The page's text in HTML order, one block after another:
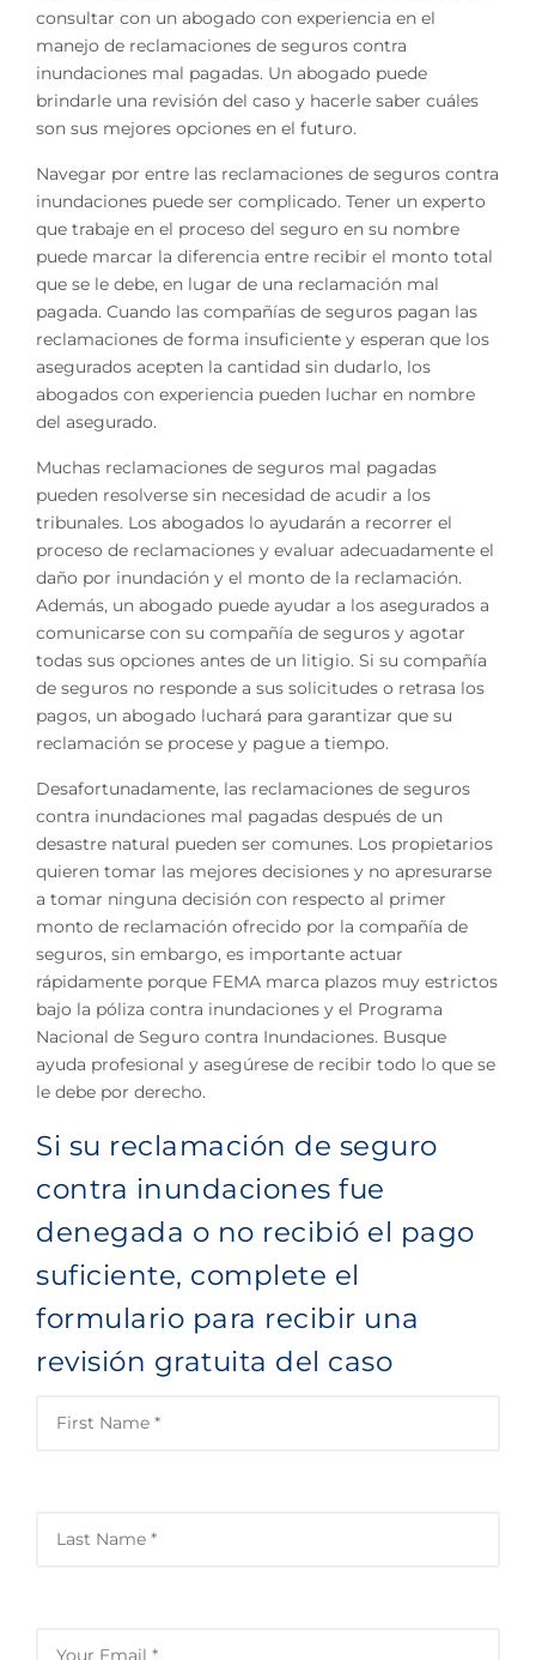
consultar con un abogado con experiencia en el
manejo de reclamaciones de seguros contra
inundaciones mal pagadas. Un abogado puede
brindarle una revisión del caso y hacerle saber cuáles
son sus mejores opciones en el futuro.
Navegar por entre las reclamaciones de seguros contra
inundaciones puede ser complicado. Tener un experto
que trabaje en el proceso del seguro en su nombre
puede marcar la diferencia entre recibir el monto total
que se le debe, en lugar de una reclamación mal
pagada. Cuando las compañías de seguros pagan las
reclamaciones de forma insuficiente y esperan que los
asegurados acepten la cantidad sin dudarlo, los
abogados con experiencia pueden luchar en nombre
del asegurado.
Muchas reclamaciones de seguros mal pagadas
pueden resolverse sin necesidad de acudir a los
tribunales. Los abogados lo ayudarán a recorrer el
proceso de reclamaciones y evaluar adecuadamente el
daño por inundación y el monto de la reclamación.
Además, un abogado puede ayudar a los asegurados a
comunicarse con su compañía de seguros y agotar
todas sus opciones antes de un litigio. Si su compañía
de seguros no responde a sus solicitudes o retrasa los
pagos, un abogado luchará para garantizar que su
reclamación se procese y pague a tiempo.
Desafortunadamente, las reclamaciones de seguros
contra inundaciones mal pagadas después de un
desastre natural pueden ser comunes. Los propietarios
quieren tomar las mejores decisiones y no apresurarse
a tomar ninguna decisión con respecto al primer
monto de reclamación ofrecido por la compañía de
seguros, sin embargo, es importante actuar
rápidamente porque FEMA marca plazos muy estrictos
bajo la póliza contra inundaciones y el Programa
Nacional de Seguro contra Inundaciones. Busque
ayuda profesional y asegúrese de recibir todo lo que se
le debe por derecho.
Si su reclamación de seguro
contra inundaciones fue
denegada o no recibió el pago
suficiente, complete el
formulario para recibir una
revisión gratuita del caso